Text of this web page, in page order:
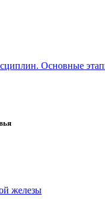
Основные
железы